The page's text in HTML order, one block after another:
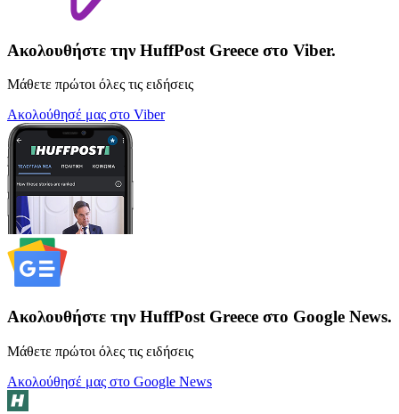
Ακολουθήστε την HuffPost Greece στο Viber.
Μάθετε πρώτοι όλες τις ειδήσεις
Ακολούθησέ μας στο Viber
Ακολουθήστε την HuffPost Greece στο Google News.
Μάθετε πρώτοι όλες τις ειδήσεις
Ακολούθησέ μας στο Google News